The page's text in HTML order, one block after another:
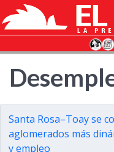
Santa Rosa–Toay se
aglomerados más
y empleo